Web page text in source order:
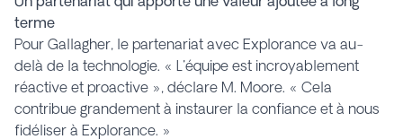
terme
Pour Gallagher, le partenariat avec Explorance va au-
delà de la technologie. « L'équipe est incroyablement
réactive et proactive », déclare M. Moore. « Cela
contribue grandement à instaurer la confiance et à nous
fidéliser à Explorance. »